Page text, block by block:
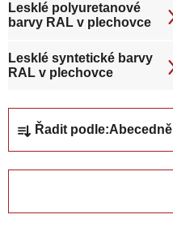
Lesklé polyuretanové
barvy RAL v plechovce
Lesklé syntetické barvy
RAL v plechovce
Řadit podle:Abecedně